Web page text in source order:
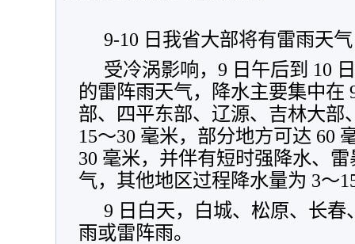
9-10 日我省大部将有雷雨天气
受冷涡影响，9 日午后到 10
的雷阵雨天气，降水主要集中在
部、四平东部、辽源、吉林大部
15～30 毫米，部分地方可达 60
30 毫米，并伴有短时强降水、
气，其他地区过程降水量为 3～
9 日白天，白城、松原、长
雨或雷阵雨。